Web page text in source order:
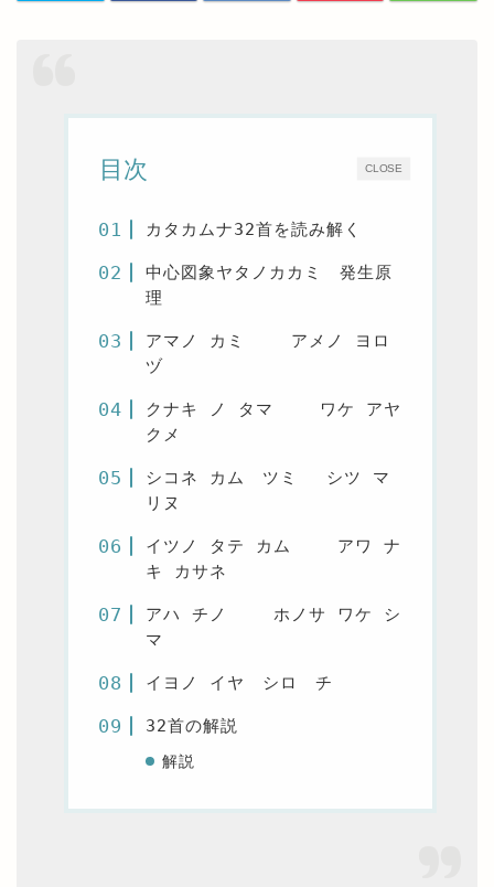
CLOSE
目次
カタカムナ32首を読み解く
中心図象ヤタノカカミ 発生原
理
アマノ カミ アメノ ヨロ
ヅ
クナキ ノ タマ ワケ アヤ
クメ
シコネ カム ツミ シツ マ
リヌ
イツノ タテ カム アワ ナ
キ カサネ
アハ チノ ホノサ ワケ シ
マ
イヨノ イヤ シロ チ
32首の解説
解説